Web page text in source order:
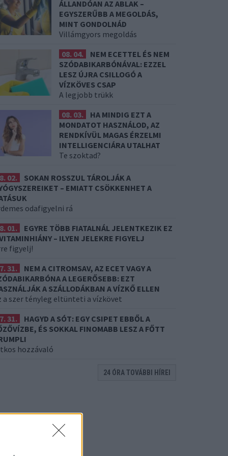
ÁLLANDÓAN AZ ABLAK –
EGYSZERŰBB A MEGOLDÁS,
MINT GONDOLNÁD
Villámgyors megoldás
08. 04.
NEM ECETTEL ÉS NEM
SZÓDABIKARBÓNÁVAL: EZZEL
LESZ ÚJRA CSILLOGÓ A
VÍZKÖVES CSAP
A legjobb trükk
08. 03.
HA MINDIG EZT A
MONDATOT HASZNÁLOD, AZ
RENDKÍVÜL MAGAS ÉRZELMI
INTELLIGENCIÁRA UTALHAT
Te szoktad?
02.
SOKAN ROSSZUL TÁROLJÁK A
– EMIATT CSÖKKENHET A
odafigyelni rá
01.
EGYRE TÖBB FIATALNÁL JELENTKEZIK EZ
– ILYEN JELEKRE FIGYELJ
figyelj!
31.
NEM A CITROMSAV, AZ ECET VAGY A
A LEGERŐSEBB: EZT
A SZÁLLODÁKBAN A VÍZKŐ ELLEN
a szer tényleg eltünteti a vízkövet
31.
HAGYD A SÓT: EGY CSIPET EBBŐL A
ÉS SOKKAL FINOMABB LESZ A FŐTT
hozzávaló
24 ÓRA TOVÁBBI HÍREI